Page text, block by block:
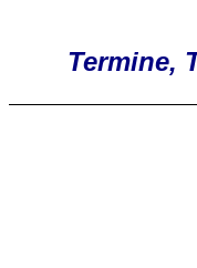
Termine,